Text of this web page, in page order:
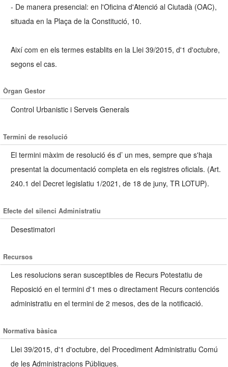
- De manera presencial: en l'Oficina d'Atenció al Ciutadà (OAC),
situada en la Plaça de la Constitució, 10.
Així com en els termes establits en la Llei 39/2015, d'1 d'octubre,
segons el cas.
Òrgan Gestor
Control Urbanistic i Serveis Generals
Termini de resolució
El termini màxim de resolució és d’ un mes, sempre que s'haja
presentat la documentació completa en els registres oficials. (Art.
240.1 del Decret legislatiu 1/2021, de 18 de juny, TR LOTUP).
Efecte del silenci Administratiu
Desestimatori
Recursos
Les resolucions seran susceptibles de Recurs Potestatiu de
Reposició en el termini d'1 mes o directament Recurs contenciós
administratiu en el termini de 2 mesos, des de la notificació.
Normativa bàsica
Llei 39/2015, d'1 d'octubre, del Procediment Administratiu Comú
de les Administracions Públiques.